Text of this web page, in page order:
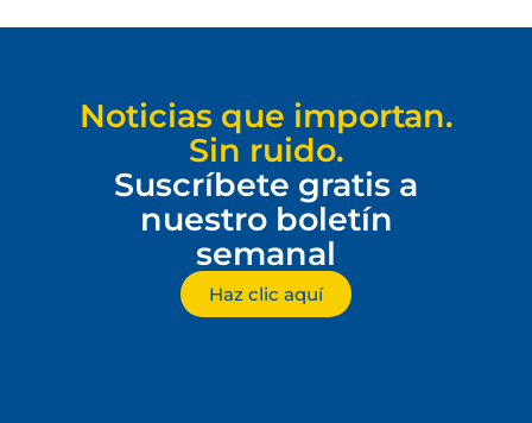
Noticias que importan.
Sin ruido.
Suscríbete gratis a
nuestro boletín
semanal
Haz clic aquí